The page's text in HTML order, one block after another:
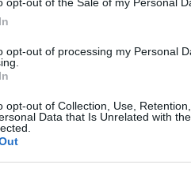
opt-out of processing my Personal
opt-out of Collection, Use,
Data that Is Unrelated with
χωράφια πολύ ευαίσθητα που
κυβέρνηση. Επειδή δεν μας
τον Δήμο σε προεκλογικά
αφορά γενικότερα τις
όσα συνέβησαν στην
φιλαρμονικής